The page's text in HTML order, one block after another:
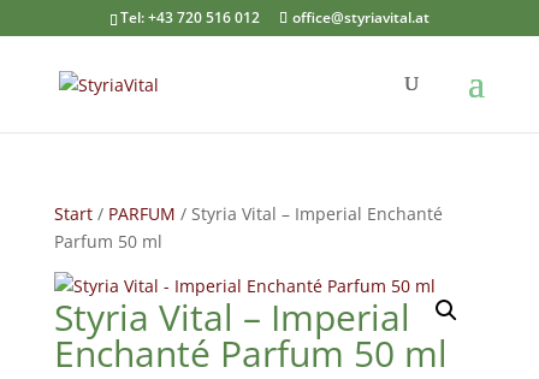
Tel: +43 720 516 012 office@styriavital.at
Start/ PARFUM / Styria Vital – Imperial Enchanté
Parfum 50 ml
Styria Vital – Imperial
Enchanté Parfum 50 ml